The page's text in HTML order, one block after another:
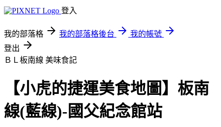
登入
我的部落格 我的部落格後台
我的帳號
登出
ＢＬ板南線 美味食記
【小虎的捷運美食地圖】板南
線(藍線)-國父紀念館站